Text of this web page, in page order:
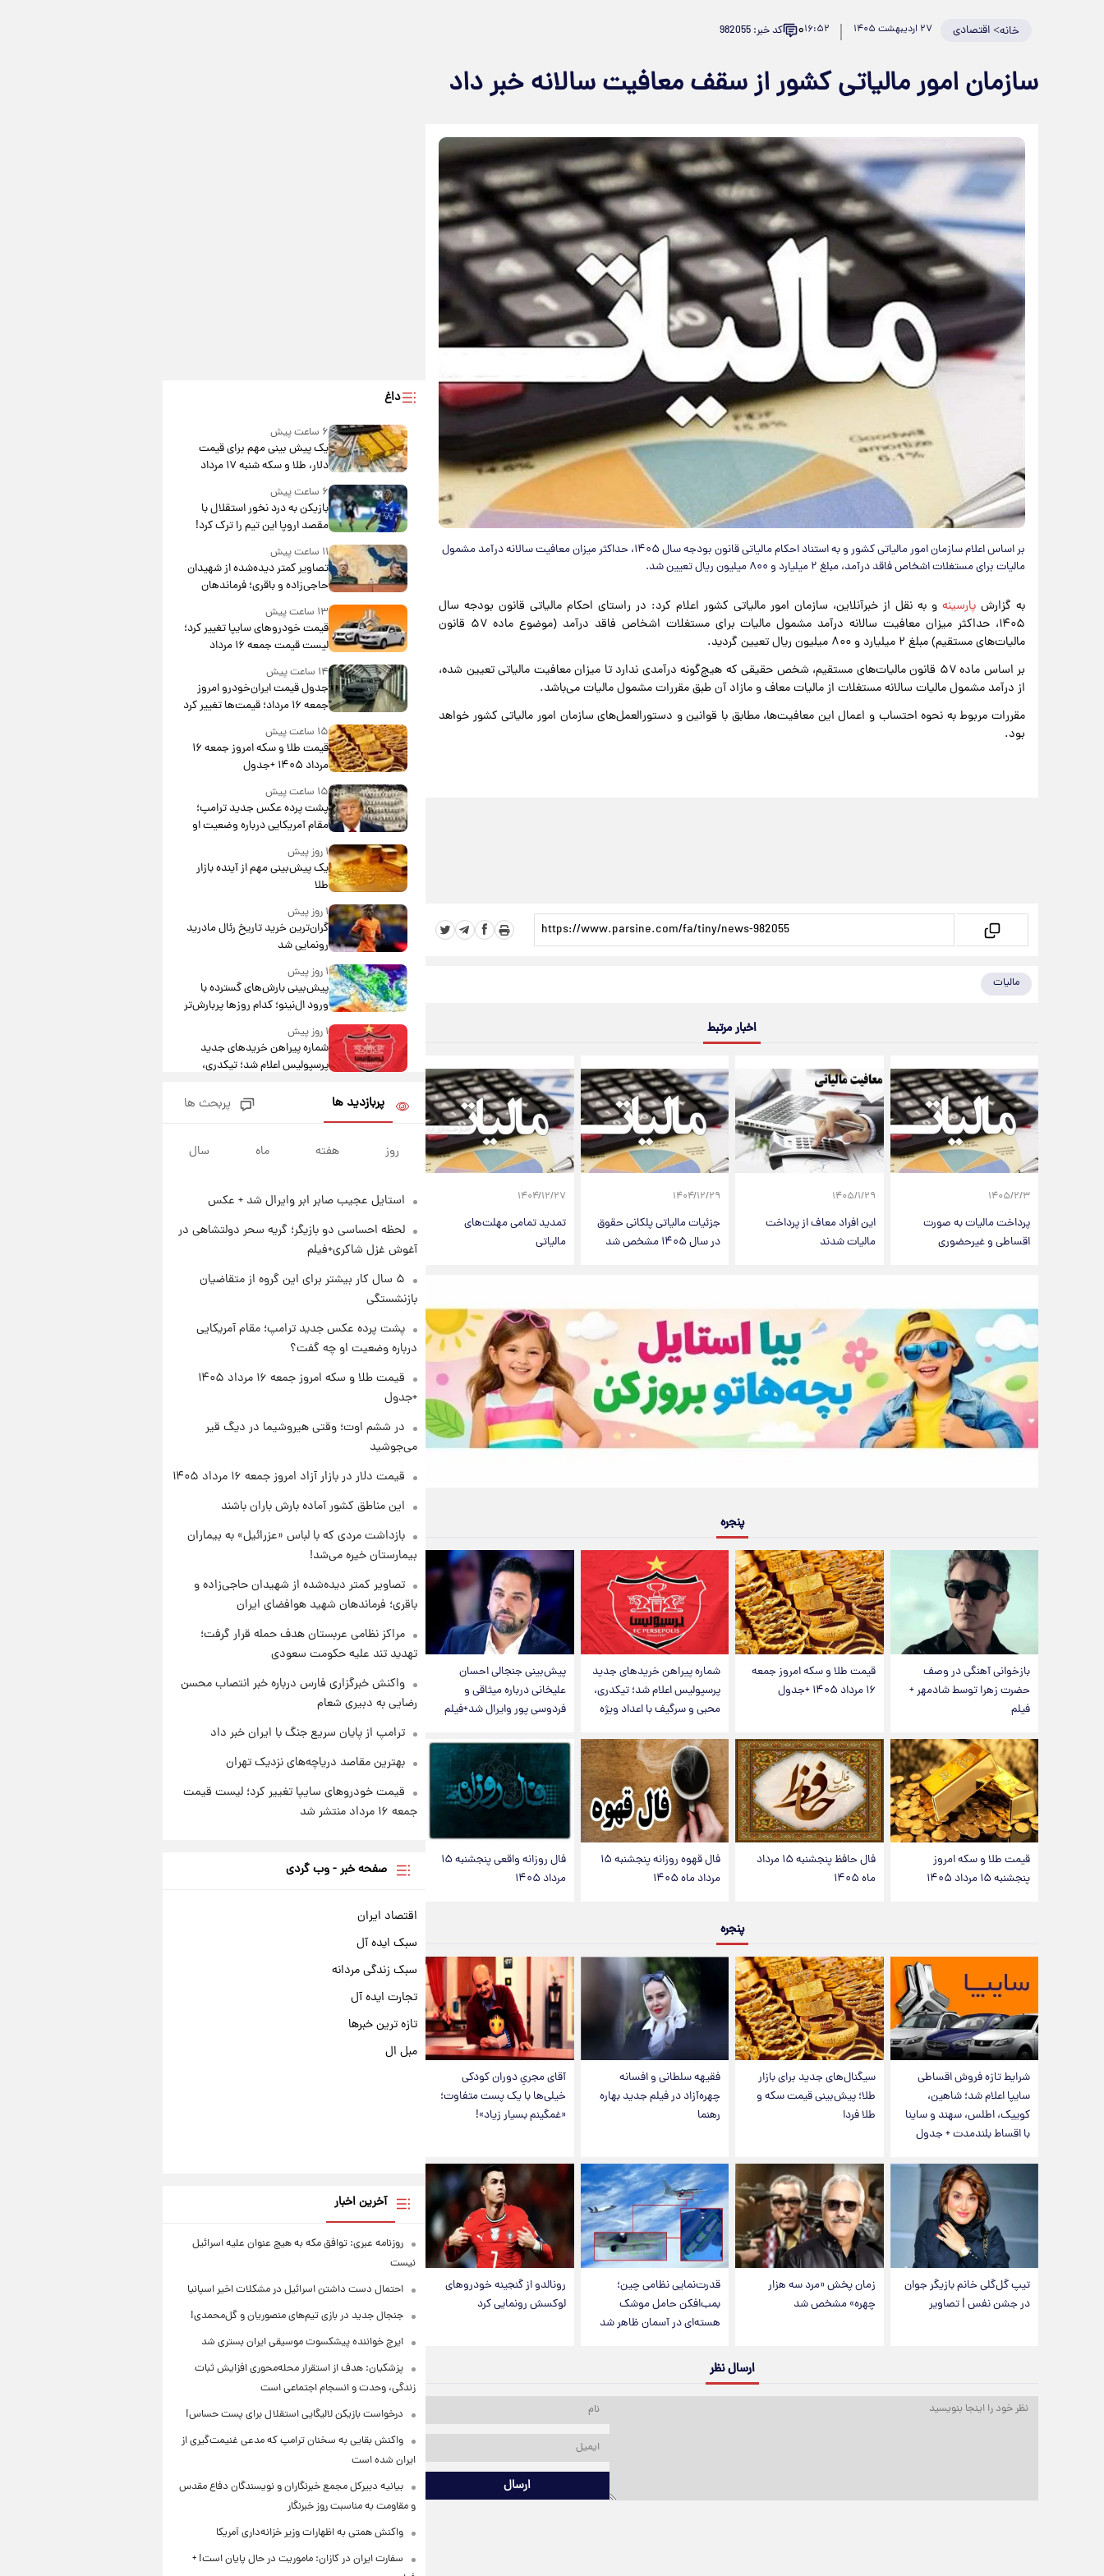
خانه>اقتصادی ۲۷ اردیبهشت ۱۴۰۵ ۱۶:۵۲۰ کد خبر: 982055
سازمان امور مالیاتی کشور از سقف معافیت سالانه خبر داد
بر اساس اعلام سازمان امور مالیاتی کشور و به استناد احکام مالیاتی قانون بودجه سال ۱۴۰۵، حداکثر میزان معافیت سالانه درآمد مشمول
مالیات برای مستغلات اشخاص فاقد درآمد، مبلغ ۲ میلیارد و ۸۰۰ میلیون ریال تعیین شد.
به گزارش پارسینهو به نقل از خبرآنلاین، سازمان امور مالیاتی کشور اعلام کرد: در راستای احکام مالیاتی قانون بودجه سال
۱۴۰۵، حداکثر میزان معافیت سالانه درآمد مشمول مالیات برای مستغلات اشخاص فاقد درآمد (موضوع ماده ۵۷ قانون
مالیات‌های مستقیم) مبلغ ۲ میلیارد و ۸۰۰ میلیون ریال تعیین گردید.
بر اساس ماده ۵۷ قانون مالیات‌های مستقیم، شخص حقیقی که هیچ‌گونه درآمدی ندارد تا میزان معافیت مالیاتی تعیین شده،
از درآمد مشمول مالیات سالانه مستغلات از مالیات معاف و مازاد آن طبق مقررات مشمول مالیات می‌باشد.
مقررات مربوط به نحوه احتساب و اعمال این معافیت‌ها، مطابق با قوانین و دستورالعمل‌های سازمان امور مالیاتی کشور خواهد
بود.
مالیات
اخبار مرتبط
۱۴۰۵/۲/۳
پرداخت مالیات به صورت
اقساطی و غیرحضوری
۱۴۰۵/۱/۲۹
این افراد معاف از پرداخت
مالیات شدند
۱۴۰۴/۱۲/۲۹
جزئیات مالیاتی پلکانی حقوق
در سال ۱۴۰۵ مشخص شد
۱۴۰۴/۱۲/۲۷
تمدید تمامی مهلت‌های
مالیاتی
پنجره
بازخوانی آهنگی در وصف
حضرت زهرا توسط شادمهر +
فیلم
قیمت طلا و سکه امروز جمعه
۱۶ مرداد ۱۴۰۵ +جدول
شماره پیراهن خریدهای جدید
پرسپولیس اعلام شد؛ تیکدری،
محبی و سرگیف با اعداد ویژه
پیش‌بینی جنجالی احسان
علیخانی درباره میثاقی و
فردوسی پور وایرال شد+فیلم
قیمت طلا و سکه امروز
پنجشنبه ۱۵ مرداد ۱۴۰۵
فال حافظ پنجشنبه ۱۵ مرداد
ماه ۱۴۰۵
فال قهوه روزانه پنجشنبه ۱۵
مرداد ماه ۱۴۰۵
فال روزانه واقعی پنجشنبه ۱۵
مرداد ۱۴۰۵
پنجره
شرایط تازه فروش اقساطی
سایپا اعلام شد؛ شاهین،
کوییک، اطلس، سهند و ساینا
با اقساط بلندمدت + جدول
سیگنال‌های جدید برای بازار
طلا؛ پیش‌بینی قیمت سکه و
طلا فردا
فقیهه سلطانی و افسانه
چهره‌آزاد در فیلم جدید بهاره
رهنما
آقای مجریِ دوران کودکی
خیلی‌ها با یک پست متفاوت؛
«غمگینم بسیار زیاد»!
تیپ گل‌گلی خانم بازیگر جوان
در جشن نفس | تصاویر
زمان پخش «مرد سه هزار
چهره» مشخص شد
قدرت‌نمایی نظامی چین؛
بمب‌افکن حامل موشک
هسته‌ای در آسمان ظاهر شد
رونالدو از گنجینه خودروهای
لوکسش رونمایی کرد
ارسال نظر
ارسال
داغ
۶ ساعت پیش
یک پیش ‌بینی مهم برای قیمت
دلار، طلا و سکه شنبه ۱۷ مرداد
۱۴۰۵
۶ ساعت پیش
بازیکن به درد نخور استقلال با
مقصد اروپا این تیم را ترک کرد!
۱۱ ساعت پیش
تصاویر کمتر دیده‌شده از شهیدان
حاجی‌زاده و باقری؛ فرماندهان
شهید هوافضای ایران
۱۳ ساعت پیش
قیمت خودروهای سایپا تغییر کرد؛
لیست قیمت جمعه ۱۶ مرداد
منتشر شد
۱۴ ساعت پیش
جدول قیمت ایران‌خودرو امروز
جمعه ۱۶ مرداد؛ قیمت‌ها تغییر کرد
۱۵ ساعت پیش
قیمت طلا و سکه امروز جمعه ۱۶
مرداد ۱۴۰۵ +جدول
۱۵ ساعت پیش
پشت پرده عکس جدید ترامپ؛
مقام آمریکایی درباره وضعیت او
چه گفت؟
۱ روز پیش
یک پیش‌بینی مهم از آینده بازار
طلا
۱ روز پیش
گران‌ترین خرید تاریخ رئال مادرید
رونمایی شد
۱ روز پیش
پیش‌بینی بارش‌های گسترده با
ورود ال‌نینو؛ کدام روزها پربارش‌تر
خواهند بود؟
۱ روز پیش
شماره پیراهن خریدهای جدید
پرسپولیس اعلام شد؛ تیکدری،
جزئیات فعال‌سازی «کیف پول
ایران» اعلام شد+فیلم
۱ روز پیش
۱۵ مرداد ۱۴۰۵ +جدول
قیمت طلا و سکه امروز پنجشنبه
۱۵ مرداد ۱۴۰۵
شارژ جدید کالابرگ برای سه
پربازدید ها پربحث ها
روز هفته ماه سال
استایل عجیب صابر ابر وایرال شد + عکس
لحظه احساسی دو بازیگر؛ گریه سحر دولتشاهی در
آغوش غزل شاکری+فیلم
۵ سال کار بیشتر برای این گروه از متقاضیان
بازنشستگی
پشت پرده عکس جدید ترامپ؛ مقام آمریکایی
درباره وضعیت او چه گفت؟
قیمت طلا و سکه امروز جمعه ۱۶ مرداد ۱۴۰۵
+جدول
در ششم اوت؛ وقتی هیروشیما در دیگ قیر
می‌جوشید
قیمت دلار در بازار آزاد امروز جمعه ۱۶ مرداد ۱۴۰۵
این مناطق کشور آماده بارش باران باشند
بازداشت مردی که با لباس «عزرائیل» به بیماران
بیمارستان خیره می‌شد!
تصاویر کمتر دیده‌شده از شهیدان حاجی‌زاده و
باقری؛ فرماندهان شهید هوافضای ایران
مراکز نظامی عربستان هدف حمله قرار گرفت؛
تهدید تند علیه حکومت سعودی
واکنش خبرگزاری فارس درباره خبر انتصاب محسن
رضایی به دبیری شعام
ترامپ از پایان سریع جنگ با ایران خبر داد
بهترین مقاصد دریاچه‌های نزدیک تهران
قیمت خودروهای سایپا تغییر کرد؛ لیست قیمت
جمعه ۱۶ مرداد منتشر شد
صفحه خبر - وب گردی
اقتصاد ایران
سبک ایده آل
سبک زندگی مردانه
تجارت ایده آل
تازه ترین خبرها
مبل ال
آخرین اخبار
روزنامه عبری: توافق مکه به هیچ عنوان علیه اسرائیل
نیست
احتمال دست داشتن اسرائیل در مشکلات اخیر اسپانیا
جنجال جدید در بازی تیم‌های منصوریان و گل‌محمدی!
ایرج خواننده پیشکسوت موسیقی ایران بستری شد
پزشکیان: هدف از استقرار محله‌محوری افزایش ثبات
زندگی، وحدت و انسجام اجتماعی است
درخواست بازیکن لالیگایی استقلال برای پست حساس!
واکنش بقایی به سخنان ترامپ که مدعی غنیمت‌گیری از
ایران شده است
بیانیه دبیرکل مجمع خبرنگاران و نویسندگان دفاع مقدس
و مقاومت به مناسبت روز خبرنگار
واکنش همتی به اظهارات وزیر خزانه‌داری آمریکا
سفارت ایران در کازان: ماموریت در حال پایان است! +